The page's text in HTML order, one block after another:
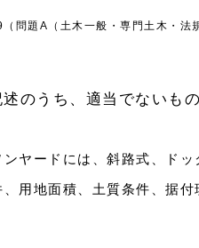
問題A（土木一般・専門土木・法
のうち、適当でないもの
ヤードには、斜路式、ド
用地面積、土質条件、据